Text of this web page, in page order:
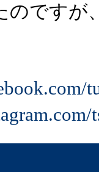
のですが